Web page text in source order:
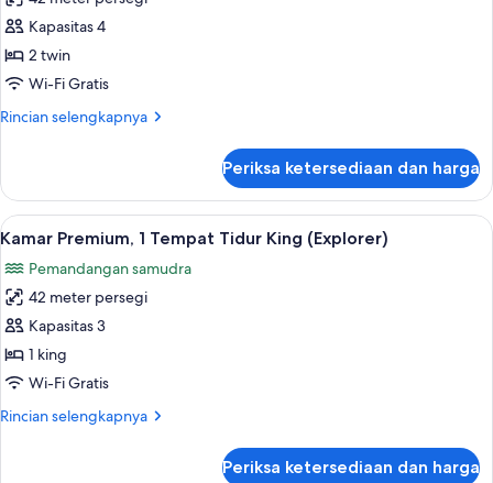
(Mirage
Explorer)
Kamar
Twin
Premium
Explorer)
Kapasitas 4
2 twin
Wi-Fi Gratis
Rincian selengkapnya
Rincian
Kamar
Twin
Premium
Explorer)
Periksa ketersediaan dan harga
Lihat
semua
foto
untuk
Kamar
Premium,
1
Tidur
Kamar Premium, 1 Tempat Tidur
5
Kamar Premium, 1 Tempat Tidur King (Explorer)
Pemandangan samudra
42 meter persegi
Kapasitas 3
1 king
Wi-Fi Gratis
Rincian selengkapnya
Rincian
Periksa ketersediaan dan harga